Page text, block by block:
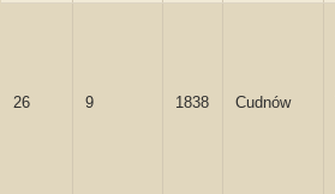
26 9 1838 Cudnów